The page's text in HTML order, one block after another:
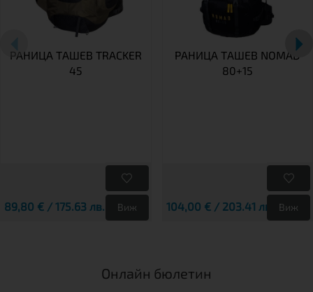
РАНИЦА TАШЕВ TRACKER
45
89,80 € / 175.63 лв. Виж
РАНИЦА ТАШЕВ NOMAD
80+15
104,00 € / 203.41 лв. Виж
Онлайн бюлетин